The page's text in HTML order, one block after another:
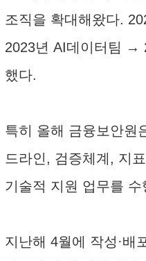
조직을 확대해왔다.
2023년 AI데이터팀 →
했다.
특히 올해 금융보안원
드라인, 검증체계, 지
기술적 지원 업무를 수
지난해 4월에 작성·배